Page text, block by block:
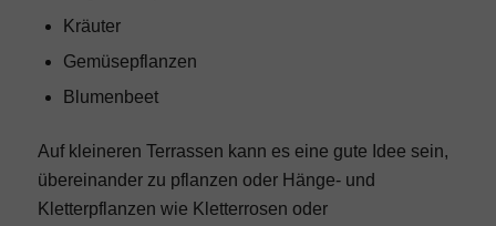
Kräuter
Gemüsepflanzen
Blumenbeet
Auf kleineren Terrassen kann es eine gute Idee sein,
übereinander zu pflanzen oder Hänge- und
Kletterpflanzen wie Kletterrosen oder